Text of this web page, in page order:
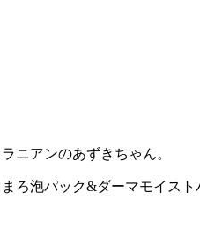
ニアンのあずきちゃん。
ろ泡パック&ダーマモイス